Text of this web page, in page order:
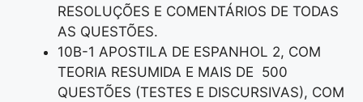
RESOLUÇÕES E COMENTÁRIOS DE TODAS
AS QUESTÕES.
10B-1 APOSTILA DE ESPANHOL 2, COM
TEORIA RESUMIDA E MAIS DE 500
QUESTÕES (TESTES E DISCURSIVAS), COM